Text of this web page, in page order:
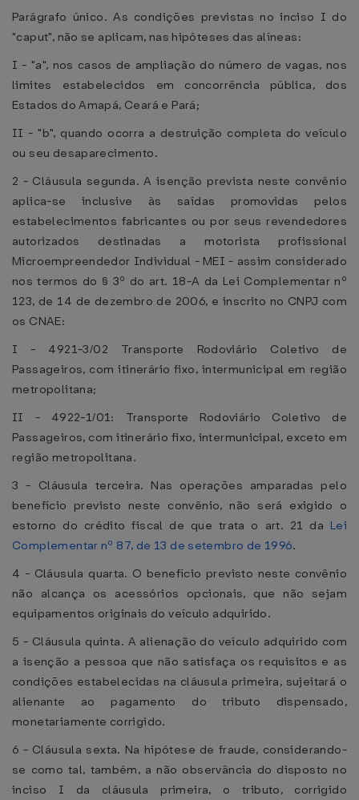
Parágrafo único. As condições previstas no inciso I do
"caput", não se aplicam, nas hipóteses das alíneas:
I - "a", nos casos de ampliação do número de vagas, nos
limites estabelecidos em concorrência pública, dos
Estados do Amapá, Ceará e Pará;
II - "b", quando ocorra a destruição completa do veículo
ou seu desaparecimento.
2 - Cláusula segunda. A isenção prevista neste convênio
aplica-se inclusive às saídas promovidas pelos
estabelecimentos fabricantes ou por seus revendedores
autorizados destinadas a motorista profissional
Microempreendedor Individual - MEI - assim considerado
nos termos do § 3º do art. 18-A da Lei Complementar nº
123, de 14 de dezembro de 2006, e inscrito no CNPJ com
os CNAE:
I - 4921-3/02 Transporte Rodoviário Coletivo de
Passageiros, com itinerário fixo, intermunicipal em região
metropolitana;
II - 4922-1/01: Transporte Rodoviário Coletivo de
Passageiros, com itinerário fixo, intermunicipal, exceto em
região metropolitana.
3 - Cláusula terceira. Nas operações amparadas pelo
benefício previsto neste convênio, não será exigido o
estorno do crédito fiscal de que trata o art. 21 da Lei
Complementar nº 87, de 13 de setembro de 1996.
4 - Cláusula quarta. O benefício previsto neste convênio
não alcança os acessórios opcionais, que não sejam
equipamentos originais do veículo adquirido.
5 - Cláusula quinta. A alienação do veículo adquirido com
a isenção a pessoa que não satisfaça os requisitos e as
condições estabelecidas na cláusula primeira, sujeitará o
alienante ao pagamento do tributo dispensado,
monetariamente corrigido.
6 - Cláusula sexta. Na hipótese de fraude, considerando-
se como tal, também, a não observância do disposto no
inciso I da cláusula primeira, o tributo, corrigido